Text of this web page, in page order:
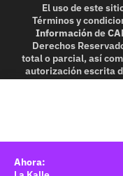
El uso de este
Términos y
Informaciónde
Derechos
total o parcial, así
autorización escrita
in part, or